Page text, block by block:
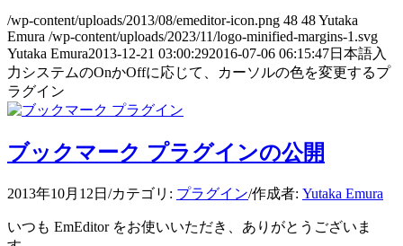
/wp-content/uploads/2013/08/emeditor-icon.png 48 48Yutaka
Emura /wp-content/uploads/2023/11/logo-minified-margins-1.svg
Yutaka Emura2013-12-21 03:00:292016-07-06 06:15:47日本語入
力システムのOnかOffに応じて、カーソルの色を変更するプ
ラグイン
ブックマーク プラグインの公開
2013年10月12日 /カテゴリ: プラグイン/作成者: Yutaka Emura
いつも EmEditor をお使いいただき、ありがとうございま